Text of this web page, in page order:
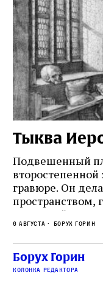
Тыква
Подвешенный
второстепенной
гравюре. Он
пространством,
греческий и
церковная
точность и
убеждённый в
читатель,
6 августа Борух Горин
Борух Горин
колонка редактора